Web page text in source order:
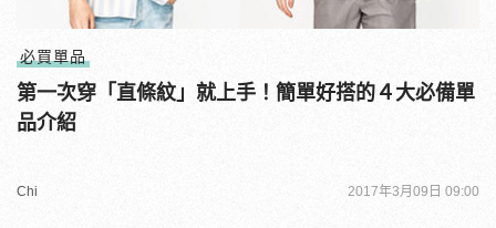
必買單品
第一次穿「直條紋」就上手！簡單好搭的４大必備單
品介紹
Chi 2017年3月09日 09:00